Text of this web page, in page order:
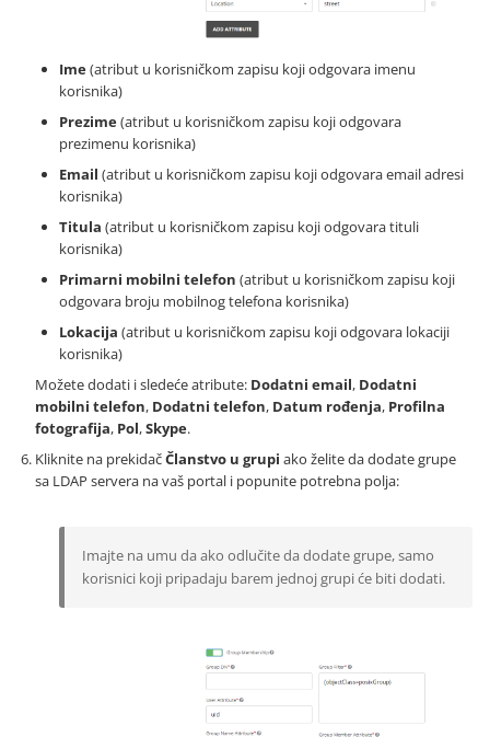
Ime(atribut u korisničkom zapisu koji odgovara imenu
korisnika)
Prezime(atribut u korisničkom zapisu koji odgovara
prezimenu korisnika)
Email (atribut u korisničkom zapisu koji odgovara email adresi
korisnika)
Titula (atribut u korisničkom zapisu koji odgovara tituli
korisnika)
Primarni mobilni telefon (atribut u korisničkom zapisu koji
odgovara broju mobilnog telefona korisnika)
Lokacija (atribut u korisničkom zapisu koji odgovara lokaciji
korisnika)
Možete dodati i sledeće atribute: Dodatni email, Dodatni
mobilni telefon, Dodatni telefon, Datum rođenja, Profilna
fotografija, Pol,Skype.
Kliknite na prekidačČlanstvo u grupi ako želite da dodate grupe
sa LDAP servera na vaš portal i popunite potrebna polja:
Imajte na umu da ako odlučite da dodate grupe, samo
korisnici koji pripadaju barem jednoj grupi će biti dodati.